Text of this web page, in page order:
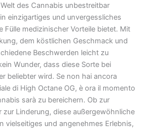
des Cannabis unbestreitbar
einzigartiges und unvergessliches
Fülle medizinischer Vorteile bietet. Mit
dem köstlichen Geschmack und
Beschwerden leicht zu
Wunder, dass diese Sorte bei
beliebter wird. Se non hai ancora
di High Octane OG, è ora il momento
sarà zu bereichern. Ob zur
zur Linderung, diese außergewöhnliche
vielseitiges und angenehmes Erlebnis,